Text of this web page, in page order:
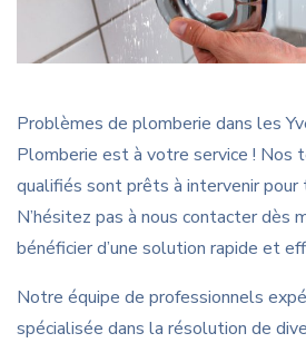
Problèmes de plomberie dans les
Plomberie est à votre service ! Nos
qualifiés sont prêts à intervenir pour
N’hésitez pas à nous contacter dès
bénéficier d’une solution rapide et
Notre équipe de professionnels
spécialisée dans la résolution de